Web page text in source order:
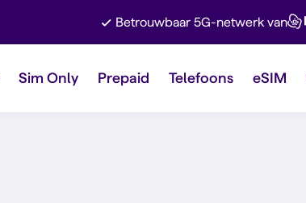
Betrouwbaar 5G-netwerk van
Sim Only Prepaid Telefoons eSIM